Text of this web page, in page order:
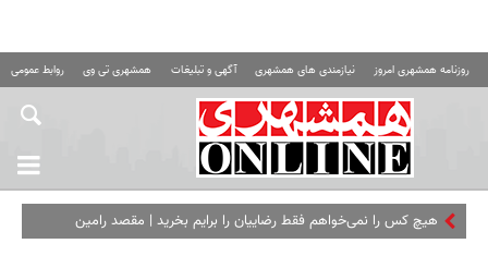
روزنامه همشهری امروز نیازمندی های همشهری آگهی و تبلیغات همشهری تی وی روابط عمومی
هیچ کس را نمی‌خواهم فقط رضاییان را برایم بخرید | مقصد رامین